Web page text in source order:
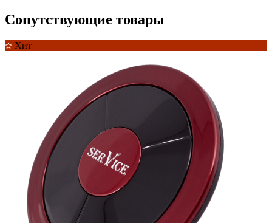
Сопутствующие товары
Хит